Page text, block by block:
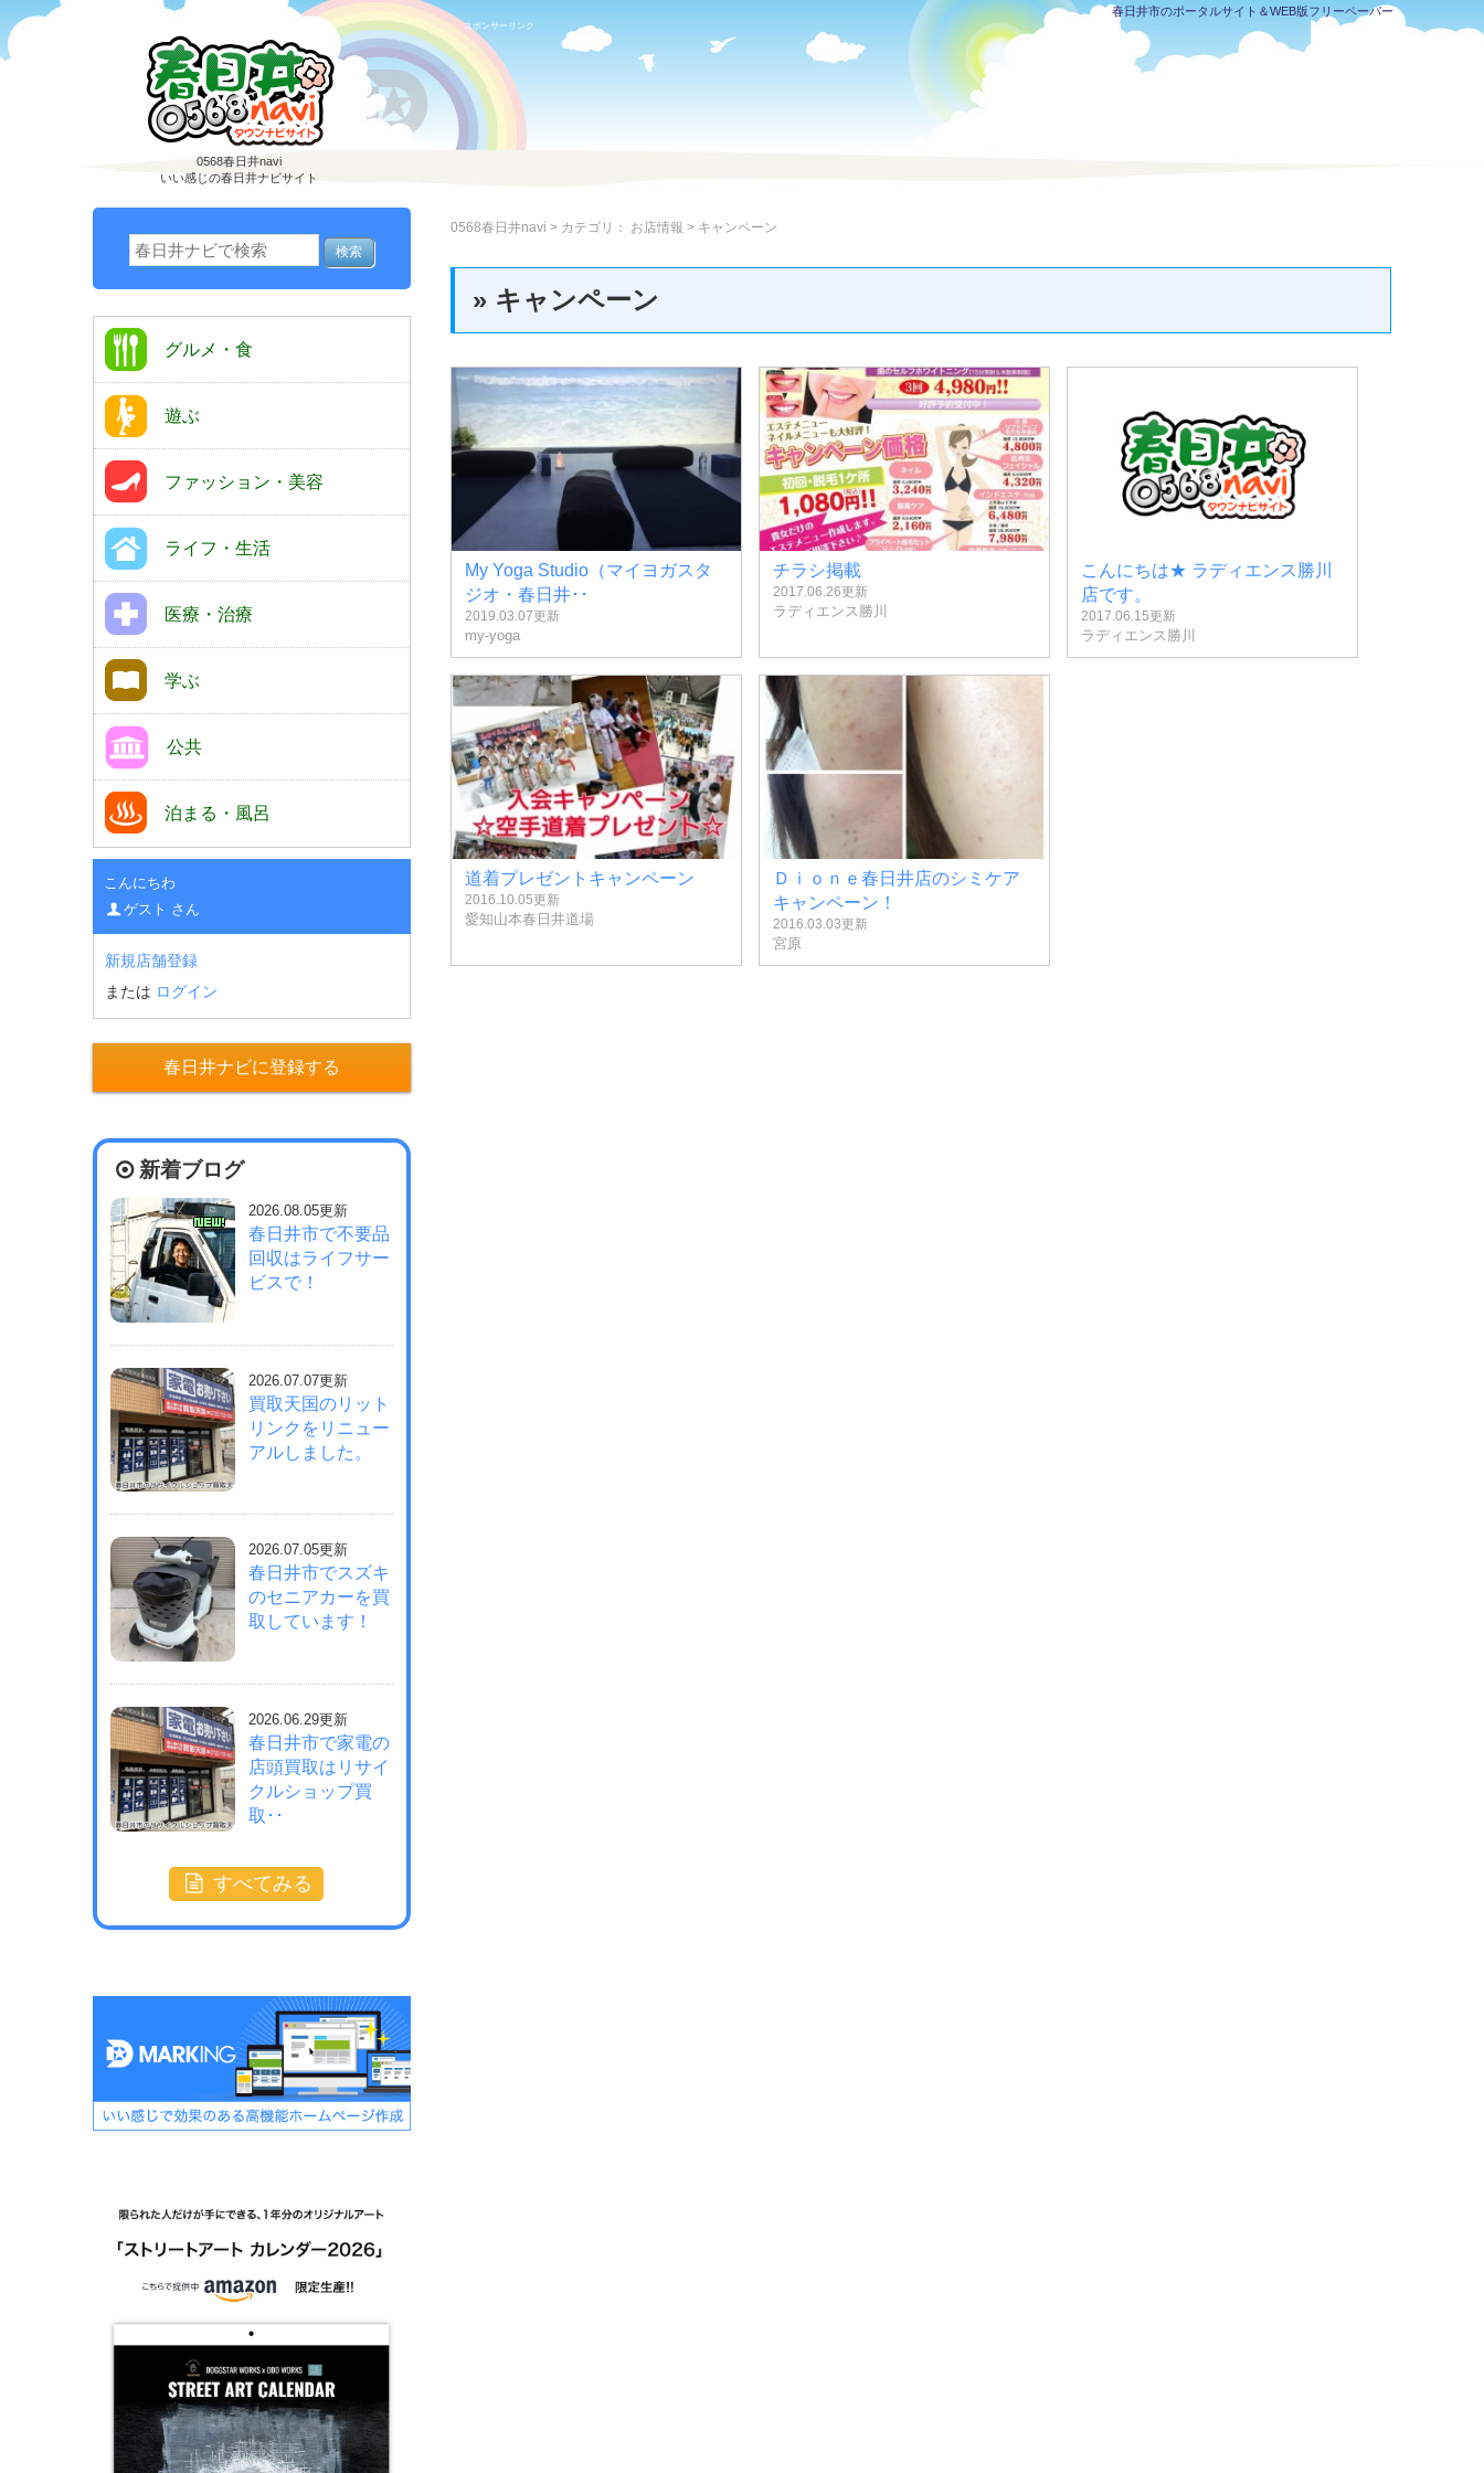
春日井市のポータルサイト＆WEB版フリーペーパー
0568春日井navi
いい感じの春日井ナビサイト
スポンサーリンク
グルメ・食
遊ぶ
ファッション・美容
ライフ・生活
医療・治療
学ぶ
公共
泊まる・風呂
こんにちわ
ゲスト さん
新規店舗登録
または ログイン
春日井ナビに登録する
新着ブログ
2026.08.05更新
春日井市で不要品
回収はライフサー
ビスで！
2026.07.07更新
買取天国のリット
リンクをリニュー
アルしました。
2026.07.05更新
春日井市でスズキ
のセニアカーを買
取しています！
2026.06.29更新
春日井市で家電の
店頭買取はリサイ
クルショップ買
取･･
すべてみる
0568春日井navi > カテゴリ： お店情報 > キャンペーン
» キャンペーン
My Yoga Studio（マイヨガスタ
ジオ・春日井･･
2019.03.07更新
my-yoga
チラシ掲載
2017.06.26更新
ラディエンス勝川
こんにちは★ ラディエンス勝川
店です。
2017.06.15更新
ラディエンス勝川
道着プレゼントキャンペーン
2016.10.05更新
愛知山本春日井道場
Ｄｉｏｎｅ春日井店のシミケア
キャンペーン！
2016.03.03更新
宮原